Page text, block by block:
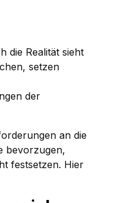
die Realität sieht
setzen
der
an die
bevorzugen,
festsetzen. Hier